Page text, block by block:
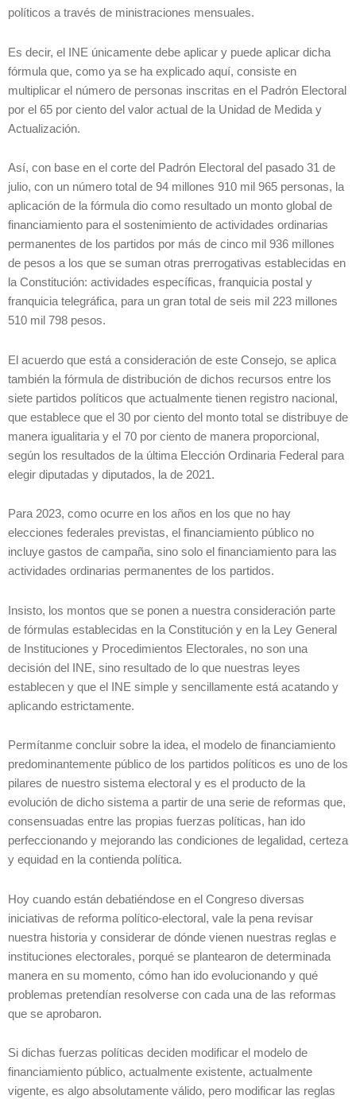
políticos a través de ministraciones mensuales.
Es decir, el INE únicamente debe aplicar y puede aplicar dicha
fórmula que, como ya se ha explicado aquí, consiste en
multiplicar el número de personas inscritas en el Padrón Electoral
por el 65 por ciento del valor actual de la Unidad de Medida y
Actualización.
Así, con base en el corte del Padrón Electoral del pasado 31 de
julio, con un número total de 94 millones 910 mil 965 personas, la
aplicación de la fórmula dio como resultado un monto global de
financiamiento para el sostenimiento de actividades ordinarias
permanentes de los partidos por más de cinco mil 936 millones
de pesos a los que se suman otras prerrogativas establecidas en
la Constitución: actividades específicas, franquicia postal y
franquicia telegráfica, para un gran total de seis mil 223 millones
510 mil 798 pesos.
El acuerdo que está a consideración de este Consejo, se aplica
también la fórmula de distribución de dichos recursos entre los
siete partidos políticos que actualmente tienen registro nacional,
que establece que el 30 por ciento del monto total se distribuye de
manera igualitaria y el 70 por ciento de manera proporcional,
según los resultados de la última Elección Ordinaria Federal para
elegir diputadas y diputados, la de 2021.
Para 2023, como ocurre en los años en los que no hay
elecciones federales previstas, el financiamiento público no
incluye gastos de campaña, sino solo el financiamiento para las
actividades ordinarias permanentes de los partidos.
Insisto, los montos que se ponen a nuestra consideración parte
de fórmulas establecidas en la Constitución y en la Ley General
de Instituciones y Procedimientos Electorales, no son una
decisión del INE, sino resultado de lo que nuestras leyes
establecen y que el INE simple y sencillamente está acatando y
aplicando estrictamente.
Permítanme concluir sobre la idea, el modelo de financiamiento
predominantemente público de los partidos políticos es uno de los
pilares de nuestro sistema electoral y es el producto de la
evolución de dicho sistema a partir de una serie de reformas que,
consensuadas entre las propias fuerzas políticas, han ido
perfeccionando y mejorando las condiciones de legalidad, certeza
y equidad en la contienda política.
Hoy cuando están debatiéndose en el Congreso diversas
iniciativas de reforma político-electoral, vale la pena revisar
nuestra historia y considerar de dónde vienen nuestras reglas e
instituciones electorales, porqué se plantearon de determinada
manera en su momento, cómo han ido evolucionando y qué
problemas pretendían resolverse con cada una de las reformas
que se aprobaron.
Si dichas fuerzas políticas deciden modificar el modelo de
financiamiento público, actualmente existente, actualmente
vigente, es algo absolutamente válido, pero modificar las reglas